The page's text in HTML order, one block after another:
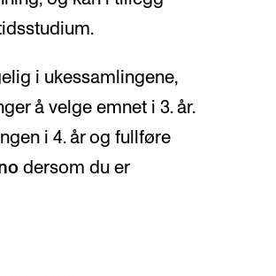
i ukessamlingene,
å velge emnet i 3. år.
i 4. år og fullføre
dersom du er